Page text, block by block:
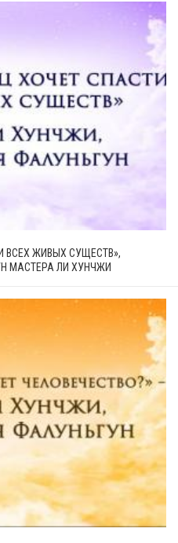
ВСЕХ ЖИВЫХ СУЩЕСТВ»,
МАСТЕРА ЛИ ХУНЧЖИ